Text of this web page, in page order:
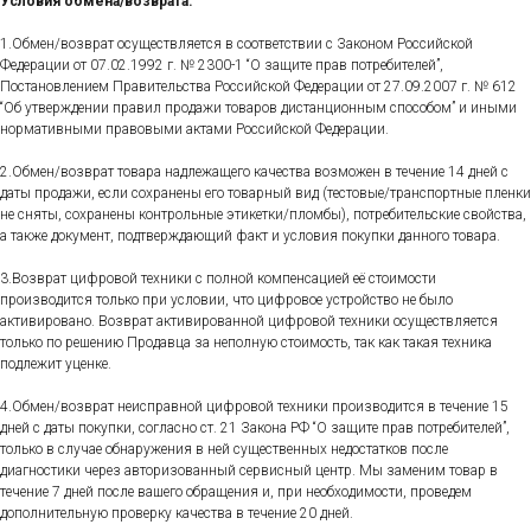
1.Обмен/возврат осуществляется в соответствии с Законом Российской
Федерации от 07.02.1992 г. № 2300-1 “О защите прав потребителей”,
Постановлением Правительства Российской Федерации от 27.09.2007 г. № 612
“Об утверждении правил продажи товаров дистанционным способом” и иными
нормативными правовыми актами Российской Федерации.
2.Обмен/возврат товара надлежащего качества возможен в течение 14 дней с
даты продажи, если сохранены его товарный вид (тестовые/транспортные пленки
не сняты, сохранены контрольные этикетки/пломбы), потребительские свойства,
а также документ, подтверждающий факт и условия покупки данного товара.
3.Возврат цифровой техники с полной компенсацией её стоимости
производится только при условии, что цифровое устройство не было
активировано. Возврат активированной цифровой техники осуществляется
только по решению Продавца за неполную стоимость, так как такая техника
подлежит уценке.
4.Обмен/возврат неисправной цифровой техники производится в течение 15
дней с даты покупки, согласно ст. 21 Закона РФ “О защите прав потребителей”,
только в случае обнаружения в ней существенных недостатков после
диагностики через авторизованный сервисный центр. Мы заменим товар в
течение 7 дней после вашего обращения и, при необходимости, проведем
дополнительную проверку качества в течение 20 дней.